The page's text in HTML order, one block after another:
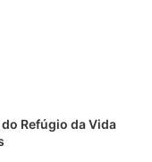
Refúgio da Vida